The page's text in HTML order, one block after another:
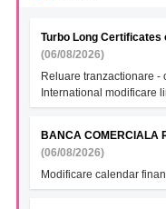
Turbo Long Certificates
(06/08/2026)
Reluare tranzactionare -
International modificare
BANCA COMERCIALA
(06/08/2026)
Modificare calendar